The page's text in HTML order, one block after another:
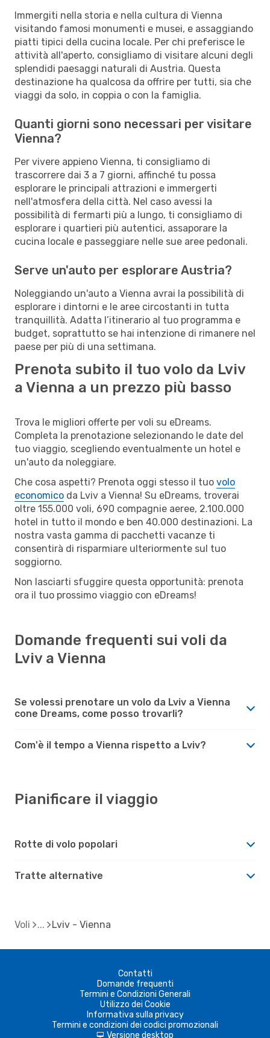
Immergiti nella storia e nella cultura di Vienna
visitando famosi monumenti e musei, e assaggiando
piatti tipici della cucina locale. Per chi preferisce le
attività all'aperto, consigliamo di visitare alcuni degli
splendidi paesaggi naturali di Austria. Questa
destinazione ha qualcosa da offrire per tutti, sia che
viaggi da solo, in coppia o con la famiglia.
Quanti giorni sono necessari per visitare
Vienna?
Per vivere appieno Vienna, ti consigliamo di
trascorrere dai 3 a 7 giorni, affinché tu possa
esplorare le principali attrazioni e immergerti
nell'atmosfera della città. Nel caso avessi la
possibilità di fermarti più a lungo, ti consigliamo di
esplorare i quartieri più autentici, assaporare la
cucina locale e passeggiare nelle sue aree pedonali.
Serve un'auto per esplorare Austria?
Noleggiando un'auto a Vienna avrai la possibilità di
esplorare i dintorni e le aree circostanti in tutta
tranquillità. Adatta l’itinerario al tuo programma e
budget, soprattutto se hai intenzione di rimanere nel
paese per più di una settimana.
Prenota subito il tuo volo da Lviv
a Vienna a un prezzo più basso
Trova le migliori offerte per voli su eDreams.
Completa la prenotazione selezionando le date del
tuo viaggio, scegliendo eventualmente un hotel e
un'auto da noleggiare.
Che cosa aspetti? Prenota oggi stesso il tuo volo
economico da Lviv a Vienna! Su eDreams, troverai
oltre 155.000 voli, 690 compagnie aeree, 2.100.000
hotel in tutto il mondo e ben 40.000 destinazioni. La
nostra vasta gamma di pacchetti vacanze ti
consentirà di risparmiare ulteriormente sul tuo
soggiorno.
Non lasciarti sfuggire questa opportunità: prenota
ora il tuo prossimo viaggio con eDreams!
Domande frequenti sui voli da
Lviv a Vienna
Se volessi prenotare un volo da Lviv a Vienna
cone Dreams, come posso trovarli?
Com'è il tempo a Vienna rispetto a Lviv?
Pianificare il viaggio
Rotte di volo popolari
Tratte alternative
Voli Lviv - Vienna
Contatti
Domande frequenti
Termini e Condizioni Generali
Utilizzo dei Cookie
Informativa sulla privacy
Termini e condizioni dei codici promozionali
d Versione desktop